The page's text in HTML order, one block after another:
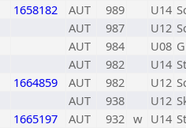
1658182 AUT 989 U14
AUT 987 U12
AUT 984 U08
AUT 982 U14
1664859 AUT 982 U12
AUT 938 U12
1665197 AUT 932 w U14